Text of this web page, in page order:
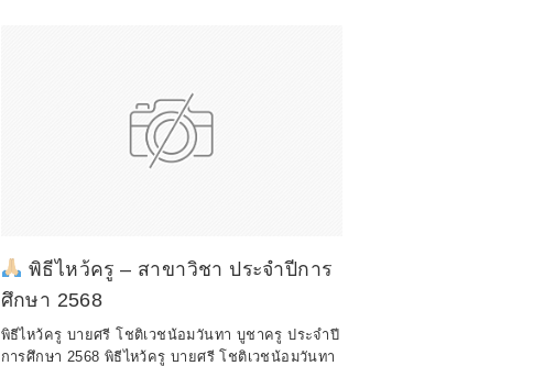
พิธีไหว้ครู – สาขาวิชา ประจำปีการ
ศึกษา 2568
พิธีไหว้ครู บายศรี โชติเวชน้อมวันทา บูชาครู ประจำปี
การศึกษา 2568 พิธีไหว้ครู บายศรี โชติเวชน้อมวันทา